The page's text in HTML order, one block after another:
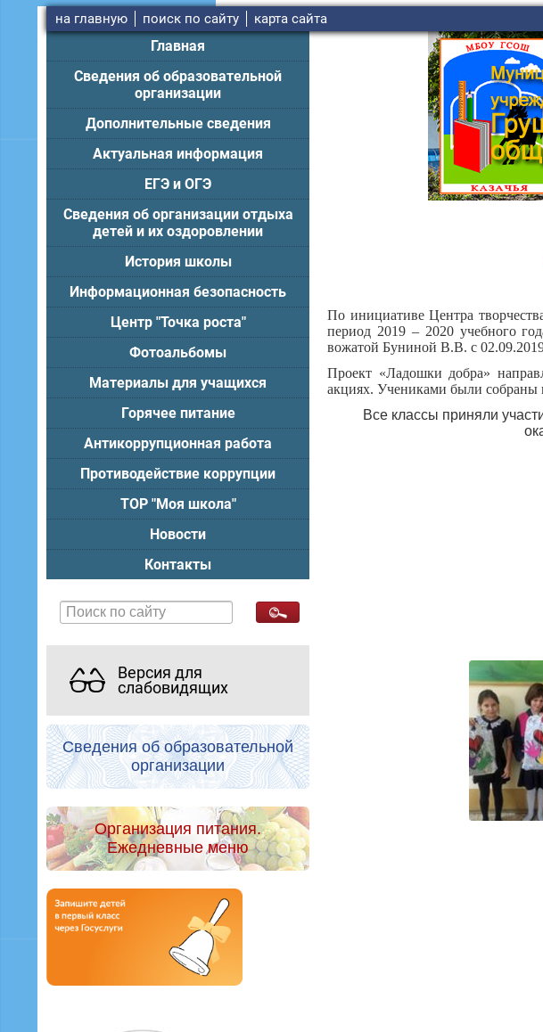
на главную поиск по сайту карта сайта
Главная
Сведения об образовательной
организации
Дополнительные сведения
Актуальная информация
ЕГЭ и ОГЭ
Сведения об организации отдыха
детей и их оздоровлении
История школы
Информационная безопасность
Центр "Точка роста"
Фотоальбомы
Материалы для учащихся
Горячее питание
Антикоррупционная работа
Противодействие коррупции
ТОР "Моя школа"
Новости
Контакты
Версия для
слабовидящих
Сведения об образовательной
организации
Организация питания.
Ежедневные меню
По инициативе Центра
период 2019 – 2020 учебного
вожатой Буниной В.В. с
Проект «Ладошки добра»
акциях. Учениками были собраны
Все классы приняли